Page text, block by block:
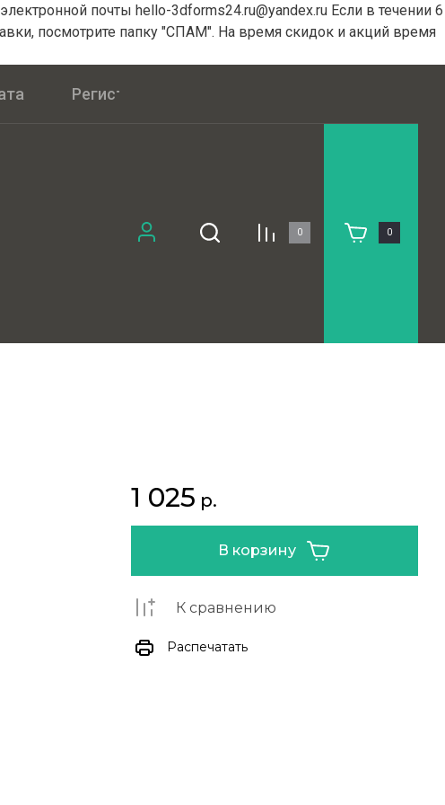
почты hello-3dforms24.ru@yandex.ru Если в течении 6
посмотрите папку "СПАМ". На время скидок и акций время
Регистрация
0 0
1 025 р.
В корзину
К сравнению
Распечатать